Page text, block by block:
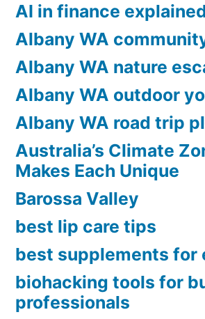
Simple
Readability”
AI in finance
Albany WA
Albany WA nature
Albany WA outdoor
Albany WA road trip
Australia’s Climate
Makes Each Unique
Barossa Valley
best lip care tips
best supplements for
biohacking tools for
professionals